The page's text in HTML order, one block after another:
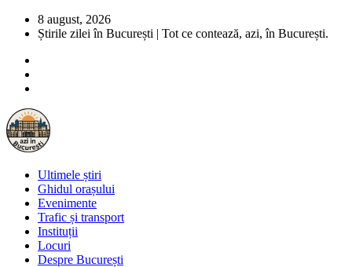
8 august, 2026
Știrile zilei în București | Tot ce contează, azi, în București.
Ultimele știri
Ghidul orașului
Evenimente
Trafic și transport
Instituții
Locuri
Despre București